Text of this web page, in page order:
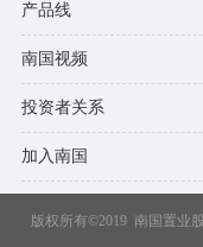
产品线
南国视频
投资者关系
加入南国
版权所有©2019 南国置业